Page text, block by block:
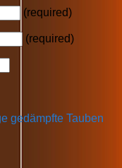
(required)
(required)
gedämpfte Tauben